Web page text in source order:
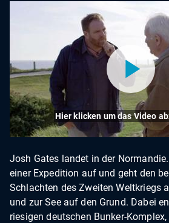
Hier klicken um das Video
Josh Gates landet in der
einer Expedition auf und geht den
Schlachten des Zweiten Weltkriegs
und zur See auf den Grund. Dabei
riesigen deutschen Bunker-